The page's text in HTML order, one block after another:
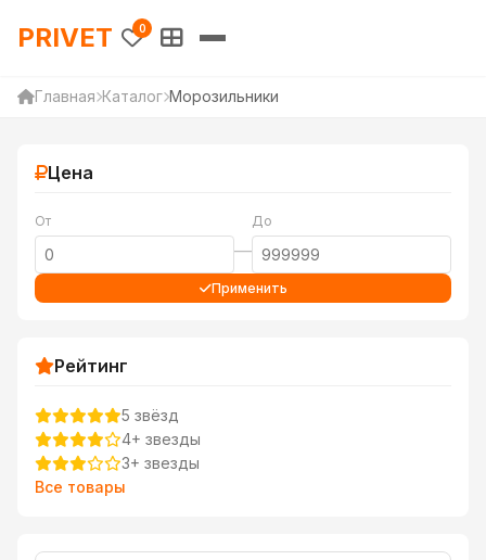
PRIVET — Каталог товаров
PRIVET 0
Главная Каталог Морозильники
Цена
От
—
До
Применить
Рейтинг
5 звёзд
4+ звезды
3+ звезды
Все товары